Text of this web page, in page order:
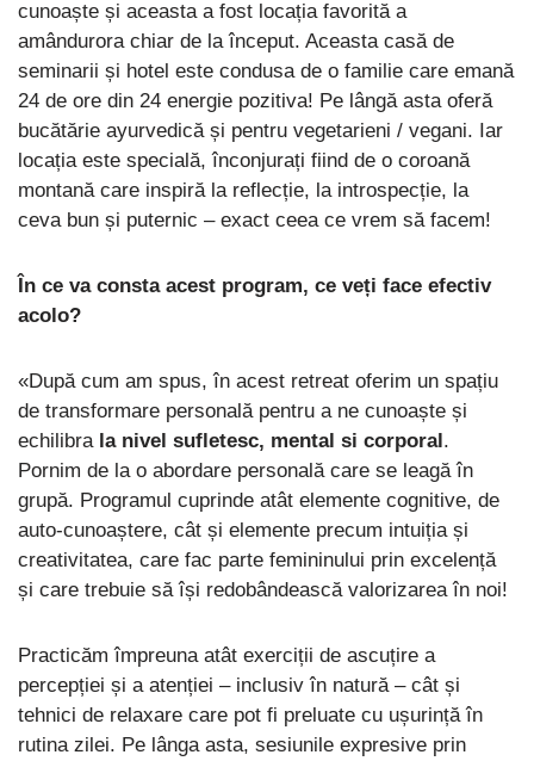
cunoaște și aceasta a fost locația favorită a
amândurora chiar de la început. Aceasta casă de
seminarii și hotel este condusa de o familie care emană
24 de ore din 24 energie pozitiva! Pe lângă asta oferă
bucătărie ayurvedică și pentru vegetarieni / vegani. Iar
locația este specială, înconjurați fiind de o coroană
montană care inspiră la reflecție, la introspecție, la
ceva bun și puternic – exact ceea ce vrem să facem!
În ce va consta acest program, ce veți face efectiv
acolo?
«După cum am spus, în acest retreat oferim un spațiu
de transformare personală pentru a ne cunoaște și
echilibrala nivel sufletesc, mental si corporal.
Pornim de la o abordare personală care se leagă în
grupă. Programul cuprinde atât elemente cognitive, de
auto-cunoaștere, cât și elemente precum intuiția și
creativitatea, care fac parte femininului prin excelență
și care trebuie să își redobândească valorizarea în noi!
Practicăm împreuna atât exerciții de ascuțire a
percepției și a atenției – inclusiv în natură – cât și
tehnici de relaxare care pot fi preluate cu ușurință în
rutina zilei. Pe lânga asta, sesiunile expresive prin